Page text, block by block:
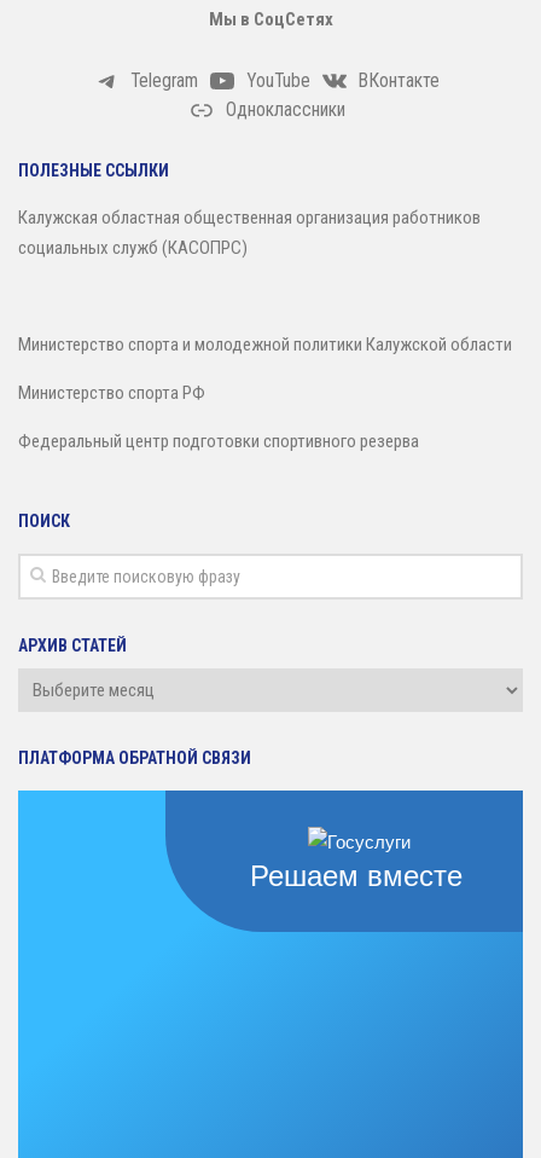
Зал сухого плаванияМы в СоцСетях
Telegram YouTube
ВКонтакте
Одноклассники
ПОЛЕЗНЫЕ ССЫЛКИ
Калужская областная общественная организация работников
социальных служб (КАСОПРС)
Министерство спорта и молодежной политики Калужской области
Министерство спорта РФ
Федеральный центр подготовки спортивного резерва
ПОИСК
АРХИВ СТАТЕЙ
Архив
ПЛАТФОРМА ОБРАТНОЙ СВЯЗИ
Решаем вместе